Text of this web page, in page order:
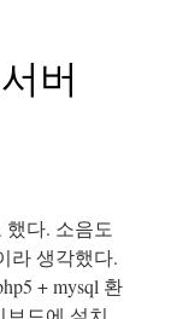
버
다. 소음도
라 생각했다.
+ mysql 환